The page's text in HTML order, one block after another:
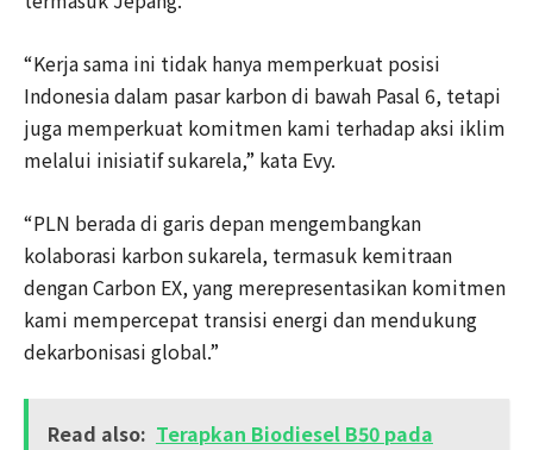
“Kerja sama ini tidak hanya memperkuat posisi
Indonesia dalam pasar karbon di bawah Pasal 6, tetapi
juga memperkuat komitmen kami terhadap aksi iklim
melalui inisiatif sukarela,” kata Evy.
“PLN berada di garis depan mengembangkan
kolaborasi karbon sukarela, termasuk kemitraan
dengan Carbon EX, yang merepresentasikan komitmen
kami mempercepat transisi energi dan mendukung
dekarbonisasi global.”
Read also: Terapkan Biodiesel B50 pada